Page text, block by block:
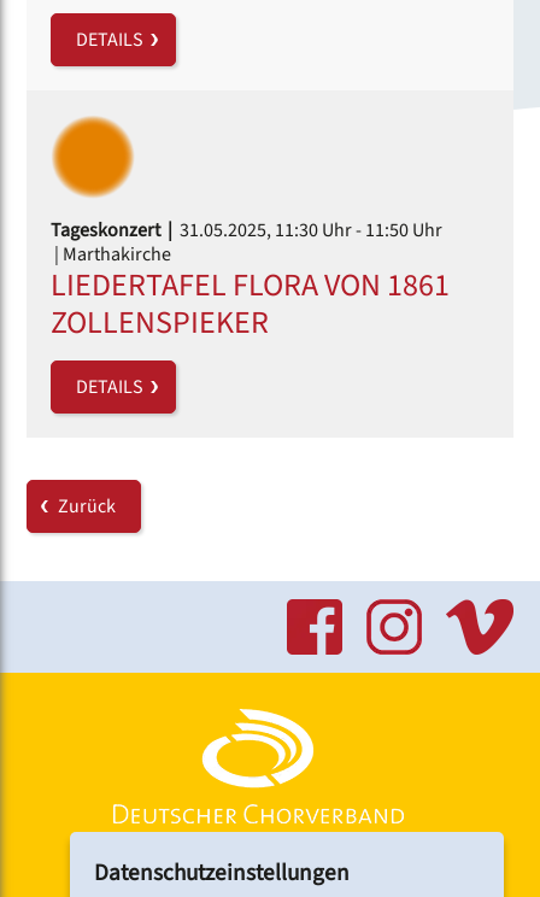
DETAILS
Tageskonzert | 31.05.2025, 11:30 Uhr- 11:50 Uhr
| Marthakirche
LIEDERTAFEL FLORA VON 1861
ZOLLENSPIEKER
DETAILS
Zurück
Datenschutzeinstellungen